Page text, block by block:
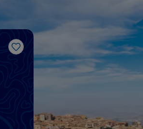
J’aime